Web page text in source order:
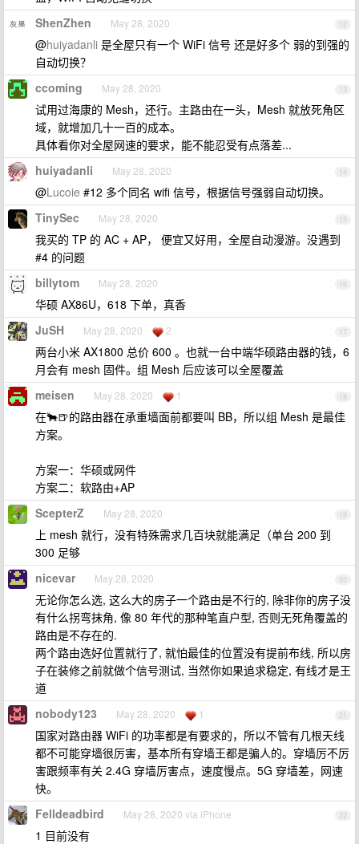
12
ShenZhen May 28, 2020
@huiyadanli 是全屋只有一个 WiFi 信号 还是好多个 弱的到强的
自动切换？
13
ccoming May 28, 2020
试用过海康的 Mesh，还行。主路由在一头，Mesh 就放死角区
域，就增加几十一百的成本。
具体看你对全屋网速的要求，能不能忍受有点落差...
14
huiyadanli May 28, 2020
@Lucoie #12 多个同名 wifi 信号，根据信号强弱自动切换。
15
TinySec May 28, 2020
我买的 TP 的 AC + AP， 便宜又好用，全屋自动漫游。没遇到
#4 的问题
16
billytom May 28, 2020
华硕 AX86U，618 下单，真香
17
JuSH May 28, 2020 2
两台小米 AX1800 总价 600 。也就一台中端华硕路由器的钱，6
月会有 mesh 固件。组 Mesh 后应该可以全屋覆盖
18
meisen May 28, 2020 1
在🐂🍺的路由器在承重墙面前都要叫 BB，所以组 Mesh 是最佳
方案。
方案一：华硕或网件
方案二：软路由+AP
19
ScepterZ May 28, 2020
上 mesh 就行，没有特殊需求几百块就能满足（单台 200 到
300 足够
20
nicevar May 28, 2020
无论你怎么选, 这么大的房子一个路由是不行的, 除非你的房子没
有什么拐弯抹角, 像 80 年代的那种笔直户型, 否则无死角覆盖的
路由是不存在的.
两个路由选好位置就行了, 就怕最佳的位置没有提前布线, 所以房
子在装修之前就做个信号测试, 当然你如果追求稳定, 有线才是王
道
21
nobody123 May 28, 2020 1
国家对路由器 WiFi 的功率都是有要求的，所以不管有几根天线
都不可能穿墙很厉害，基本所有穿墙王都是骗人的。穿墙厉不厉
害跟频率有关 2.4G 穿墙厉害点，速度慢点。5G 穿墙差，网速
快。
22
Felldeadbird May 28, 2020 via iPhone
1 目前没有